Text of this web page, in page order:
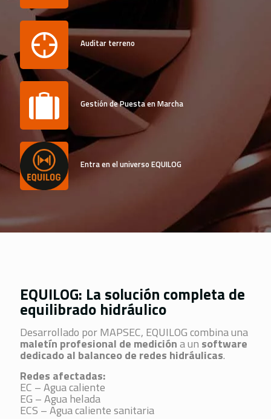
Auditar terreno
Gestión de Puesta en Marcha
Entra en el universo EQUILOG
EQUILOG: La solución completa de
equilibrado hidráulico
Desarrollado por MAPSEC, EQUILOG combina una
maletín profesional de medicióna un software
dedicado al balanceo de redes hidráulicas.
Redes afectadas:
EC – Agua caliente
EG – Agua helada
ECS – Agua caliente sanitaria
Română
Eesti
Nederlands
Português
Norsk bokmål
Slovenščina